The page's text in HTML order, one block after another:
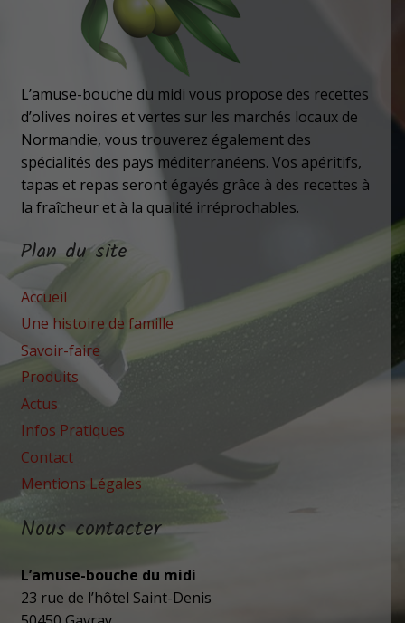
L’amuse-bouche du midi vous propose des recettes
d’olives noires et vertes sur les marchés locaux de
Normandie, vous trouverez également des
spécialités des pays méditerranéens. Vos apéritifs,
tapas et repas seront égayés grâce à des recettes à
la fraîcheur et à la qualité irréprochables.
Plan du site
Accueil
Une histoire de famille
Savoir-faire
Produits
Actus
Infos Pratiques
Contact
Mentions Légales
Nous contacter
L’amuse-bouche du midi
23 rue de l’hôtel Saint-Denis